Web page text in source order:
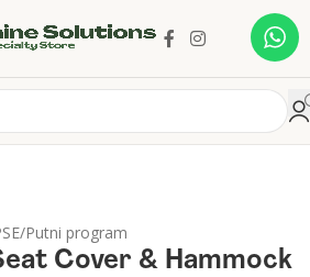
/Putni program
Cover & Hammock